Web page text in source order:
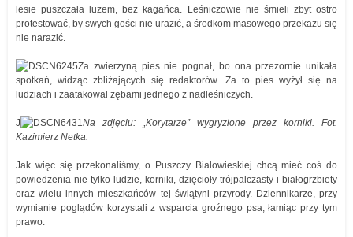
lesie puszczała luzem, bez kagańca. Leśniczowie nie śmieli zbyt ostro
protestować, by swych gości nie urazić, a środkom masowego przekazu się
nie narazić.
Za zwierzyną pies nie pognał, bo ona przezornie unikała
spotkań, widząc zbliżających się redaktorów. Za to pies wyżył się na
ludziach i zaatakował zębami jednego z nadleśniczych.
J
Na zdjęciu: „Korytarze” wygryzione przez korniki. Fot.
Kazimierz Netka.
Jak więc się przekonaliśmy, o Puszczy Białowieskiej chcą mieć coś do
powiedzenia nie tylko ludzie, korniki, dzięcioły trójpalczasty i białogrzbiety
oraz wielu innych mieszkańców tej świątyni przyrody. Dziennikarze, przy
wymianie poglądów korzystali z wsparcia groźnego psa, łamiąc przy tym
prawo.